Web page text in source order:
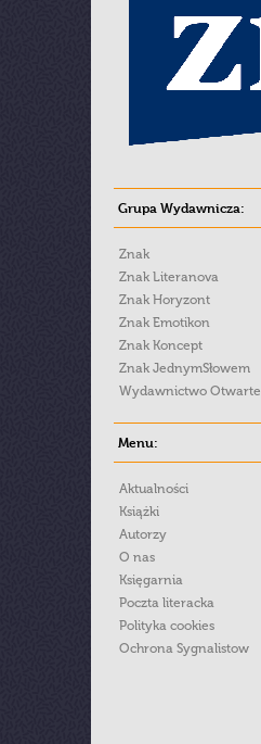
Grupa Wydawnicza:
Znak
Znak Literanova
Znak Horyzont
Znak Emotikon
Znak Koncept
Znak JednymSłowem
Wydawnictwo Otwarte
Menu:
Aktualności
Książki
Autorzy
O nas
Księgarnia
Poczta literacka
Polityka cookies
Ochrona Sygnalistow